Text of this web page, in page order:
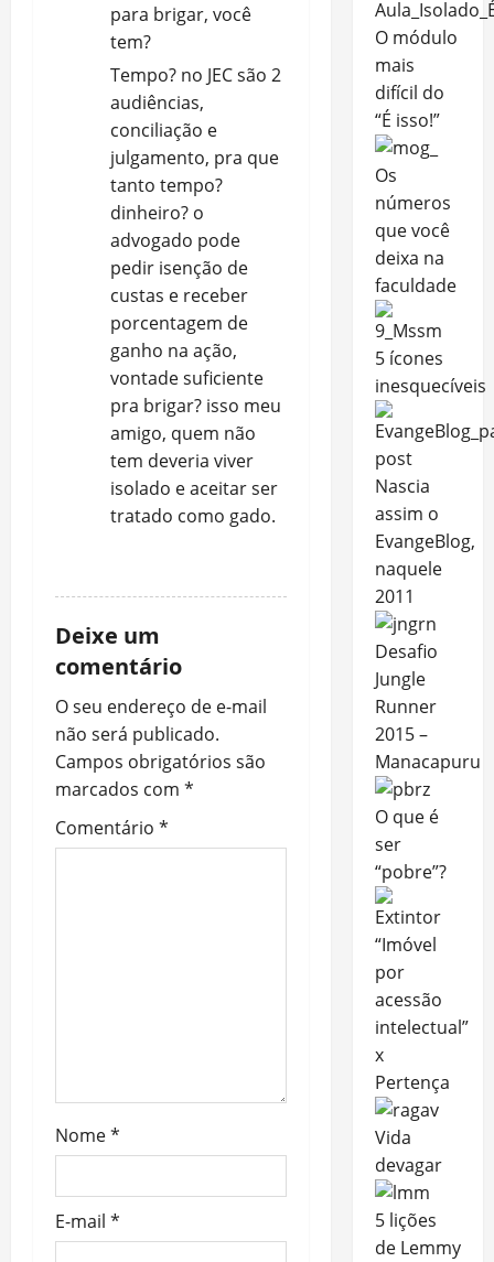
para brigar, você
tem?
Tempo? no JEC são 2
audiências,
conciliação e
julgamento, pra que
tanto tempo?
dinheiro? o
advogado pode
pedir isenção de
custas e receber
porcentagem de
ganho na ação,
vontade suficiente
pra brigar? isso meu
amigo, quem não
tem deveria viver
isolado e aceitar ser
tratado como gado.
Deixe um
comentário
O seu endereço de e-mail
não será publicado.
Campos obrigatórios são
marcados com *
Comentário *
Nome*
E-mail *
O módulo
mais
difícil do
“É isso!”
Os
números
que você
deixa na
faculdade
5 ícones
inesquecíveis
Nascia
assim o
EvangeBlog,
naquele
2011
Desafio
Jungle
Runner
2015 –
Manacapuru
O que é
ser
“pobre”?
“Imóvel
por
acessão
intelectual”
x
Pertença
Vida
devagar
5 lições
de Lemmy